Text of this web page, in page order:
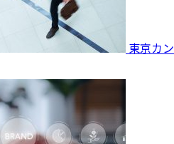
東京カン